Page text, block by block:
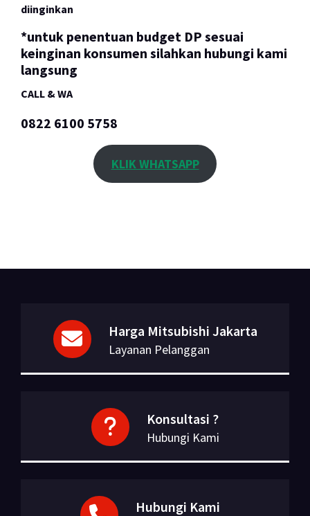
diinginkan
*untuk penentuan budget DP sesuai
keinginan konsumen silahkan hubungi kami
langsung
CALL & WA
0822 6100 5758
KLIK WHATSAPP
Harga Mitsubishi Jakarta
Layanan Pelanggan
Konsultasi ?
Hubungi Kami
Hubungi Kami